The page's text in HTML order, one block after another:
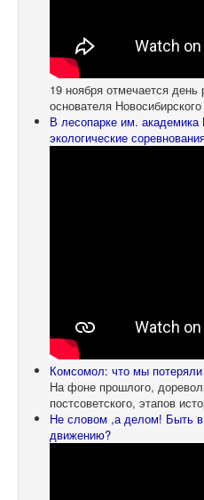
19 ноября отмечается
основателя
В лесопарке им.
экологические
Комсомол: что мы
На фоне прошлого,
постсоветского, этапов
Не словом ,а делом! Быть в
движению?